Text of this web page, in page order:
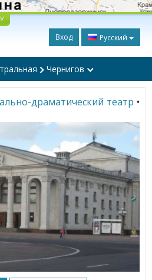
Вход Русский
Чернигов
драматический театр •